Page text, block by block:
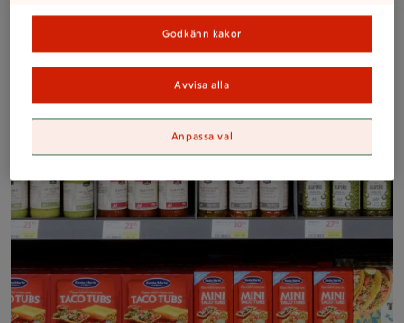
Butikshylla fylld med tacotillbehör och tacobröd.
Godkänn kakor
Avvisa alla
Anpassa val